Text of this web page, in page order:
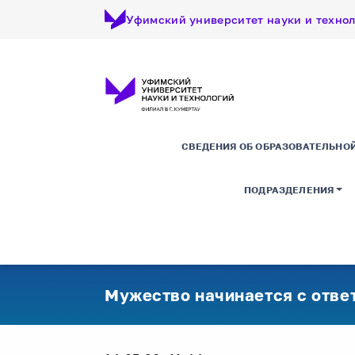
Уфимский университет науки и
СВЕДЕНИЯ ОБ
ПОДРАЗДЕЛЕНИЯ
Мужество начинается с